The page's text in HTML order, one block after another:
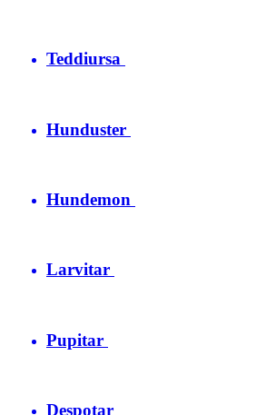
Teddiursa
Hunduster
Hundemon
Larvitar
Pupitar
Despotar